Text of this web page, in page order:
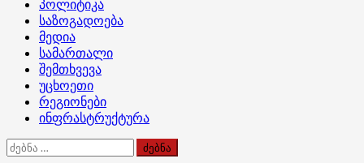
Menu
პოლიტიკა
საზოგადოება
მედია
სამართალი
შემთხვევა
უცხოეთი
რეგიონები
ინფრასტრუქტურა
ძებნა: